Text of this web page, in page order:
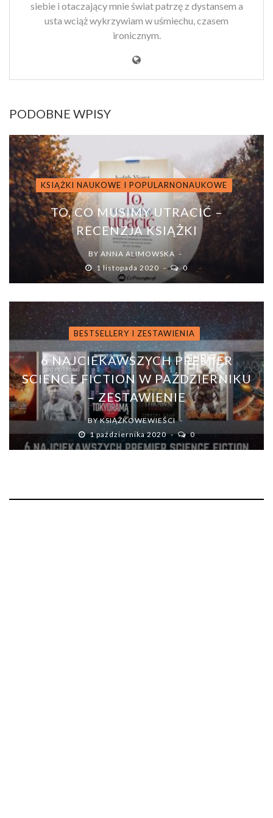
siebie i otaczający mnie świat patrzę z dystansem a
usta wciąż wykrzywiam w uśmiechu, czasem
ironicznym.
PODOBNE WPISY
KSIĄŻKI NAUKOWE I POPULARNONAUKOWE
TO, CO MUSIMY UTRACIĆ –
RECENZJA KSIĄŻKI
BY ANNA ALIMOWSKA
1 listopada 2020
0
BESTSELLERY I ZESTAWIENIA
6 NAJCIEKAWSZYCH PREMIER
SCIENCE FICTION W PAŹDZIERNIKU
– ZESTAWIENIE
BYKSIĄŻKOWEWIEŚCI
1 października 2020
0